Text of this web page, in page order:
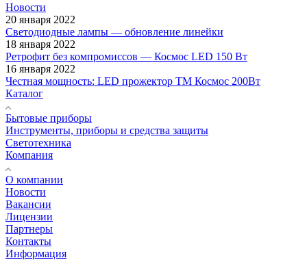
Новости
20 января 2022
Светодиодные лампы — обновление линейки
18 января 2022
Ретрофит без компромиссов — Космос LED 150 Вт
16 января 2022
Честная мощность: LED прожектор ТМ Космос 200Вт
Каталог
Бытовые приборы
Инструменты, приборы и средства защиты
Светотехника
Компания
О компании
Новости
Вакансии
Лицензии
Партнеры
Контакты
Информация